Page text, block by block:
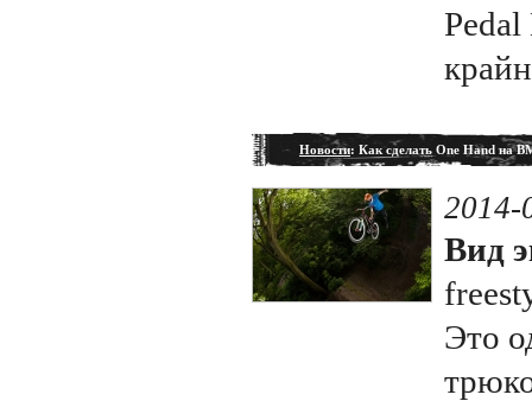
Pedal
Новости: Как сделать One Hand на
2014-
Вид
Это